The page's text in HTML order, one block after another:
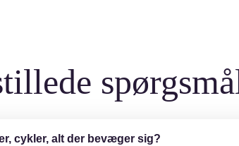
cykler, alt der bevæger sig?